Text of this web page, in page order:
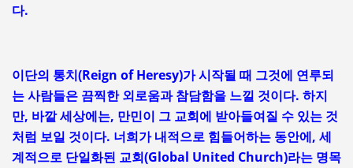
다.
이단의 통치(Reign of Heresy)가 시작될 때 그것에 연루되
는 사람들은 끔찍한 외로움과 참담함을 느낄 것이다. 하지
만, 바깥 세상에는, 만민이 그 교회에 받아들여질 수 있는 것
처럼 보일 것이다. 너희가 내적으로 힘들어하는 동안에, 세
계적으로 단일화된 교회(Global United Church)라는 명목